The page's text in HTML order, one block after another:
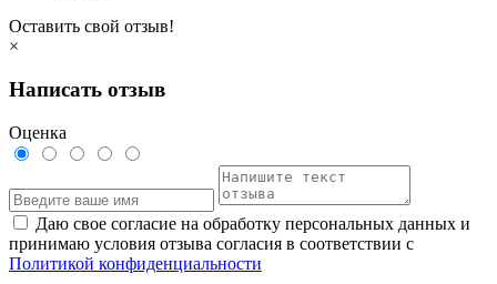
Оставить свой отзыв!
×
Написать отзыв
Оценка
Даю свое согласие на обработку персональных данных и
принимаю условия отзыва согласия в соответствии с
Политикой конфиденциальности